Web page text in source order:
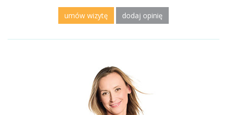
umów wizytę dodaj opinię